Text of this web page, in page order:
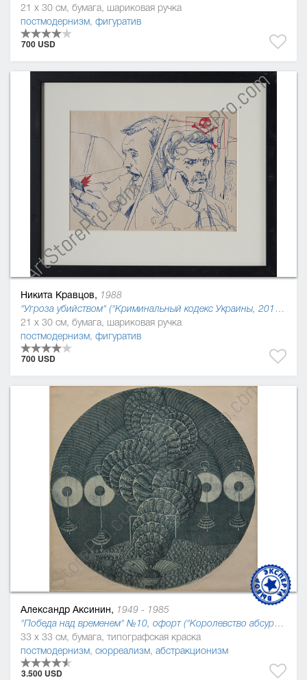
21 x 30 см, бумага, шариковая ручка
постмодернизм, фигуратив
700 USD
Никита Кравцов, 1988
"Угроза убийством" ("Криминальный кодекс Украины, 2016"), 2015
21 x 30 см, бумага, шариковая ручка
постмодернизм, фигуратив
700 USD
Александр Аксинин, 1949 - 1985
"Победа над временем" №10, офорт ("Королевство абсурдов Джонатана Свифта"), 1978
33 x 33 см, бумага, типографская краска
постмодернизм, сюрреализм, абстракционизм
3.500 USD